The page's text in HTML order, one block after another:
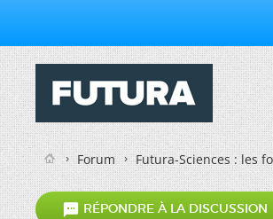
Forum Futura-Sciences : les
 RÉPONDRE À LA DISCUSSION